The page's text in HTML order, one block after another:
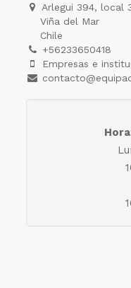
Arlegui 394, local
Viña del Mar
Chile
+56233650418
Empresas e